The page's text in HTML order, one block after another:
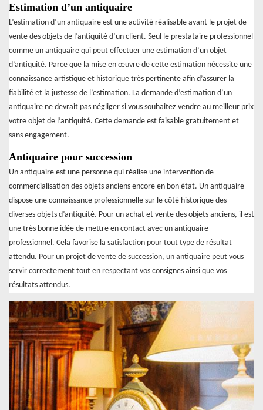
Estimation d’un antiquaire
L’estimation d’un antiquaire est une activité réalisable avant le projet de
vente des objets de l’antiquité d’un client. Seul le prestataire professionnel
comme un antiquaire qui peut effectuer une estimation d’un objet
d’antiquité. Parce que la mise en œuvre de cette estimation nécessite une
connaissance artistique et historique très pertinente afin d’assurer la
fiabilité et la justesse de l’estimation. La demande d’estimation d’un
antiquaire ne devrait pas négliger si vous souhaitez vendre au meilleur prix
votre objet de l’antiquité. Cette demande est faisable gratuitement et
sans engagement.
Antiquaire pour succession
Un antiquaire est une personne qui réalise une intervention de
commercialisation des objets anciens encore en bon état. Un antiquaire
dispose une connaissance professionnelle sur le côté historique des
diverses objets d’antiquité. Pour un achat et vente des objets anciens, il est
une très bonne idée de mettre en contact avec un antiquaire
professionnel. Cela favorise la satisfaction pour tout type de résultat
attendu. Pour un projet de vente de succession, un antiquaire peut vous
servir correctement tout en respectant vos consignes ainsi que vos
résultats attendus.